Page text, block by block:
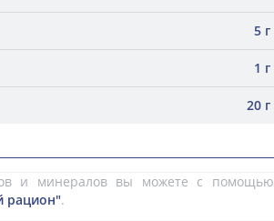
5 г
1 г
20 г
и минералов вы можете с помощью
рацион".